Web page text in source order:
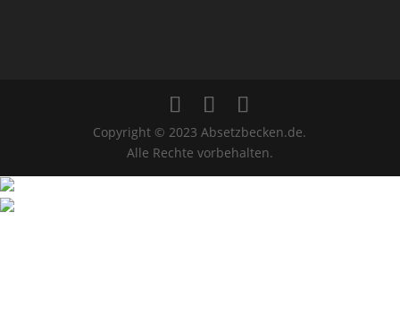
Copyright © 2023 Absetzbecken.de.
Alle Rechte vorbehalten.